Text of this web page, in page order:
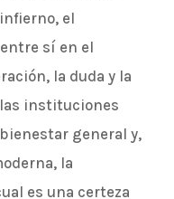
el
sí en el
la duda y la
las instituciones
general y,
la
es una certeza